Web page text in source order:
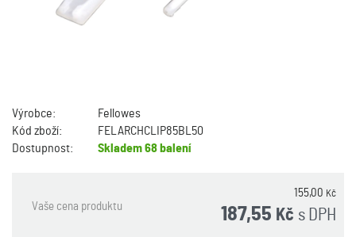
Výrobce:
Fellowes
Kód zboží:
FELARCHCLIP85BL50
Dostupnost:
Skladem68 balení
Vaše cena produktu
155,00 Kč
s DPH
187,55 Kč